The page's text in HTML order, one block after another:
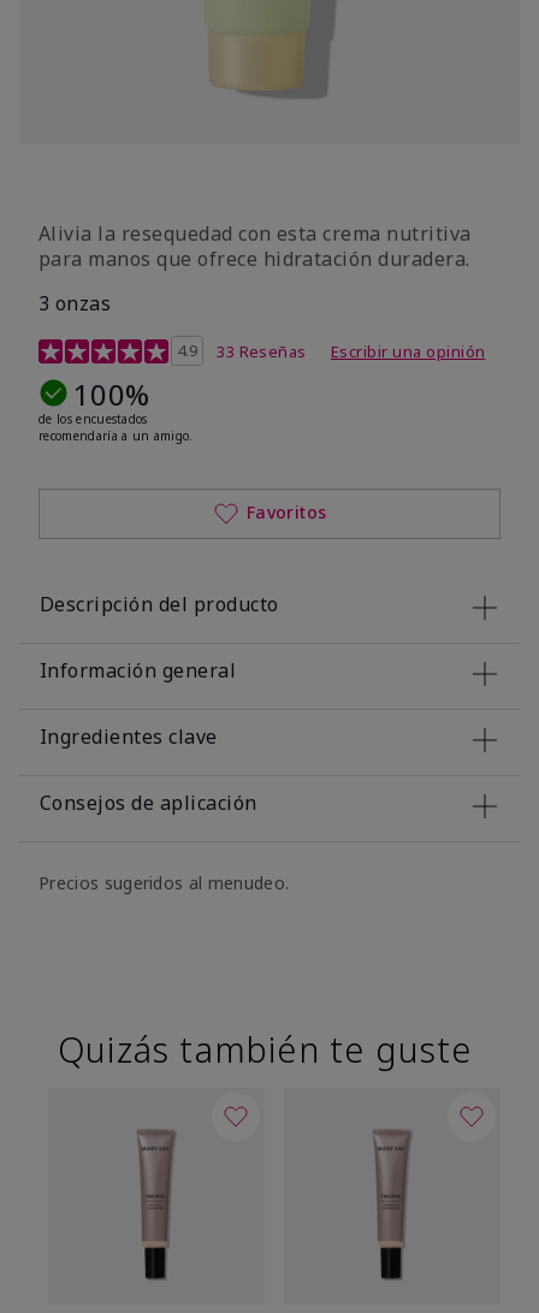
Alivia la resequedad con esta crema nutritiva
para manos que ofrece hidratación duradera.
3 onzas
Calificación de clientes de 4,1 de 5
4.9 33 Reseñas Escribir una opinión
100%
de los encuestados
recomendaría a un amigo.
Favoritos
Descripción del producto
Información general
Ingredientes clave
Consejos de aplicación
Precios sugeridos al menudeo.
Quizás también te guste